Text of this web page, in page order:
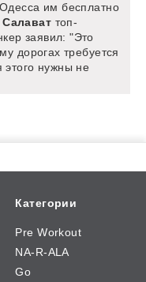
им бесплатно
топ-
заявил: "Это
дорогах требуется
этого нужны не
Категории
Pre Workout
NA-R-ALA
Go